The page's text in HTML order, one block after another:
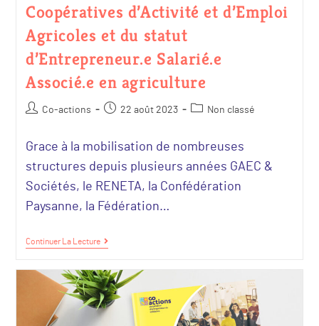
Coopératives d’Activité et d’Emploi
Agricoles et du statut
d’Entrepreneur.e Salarié.e
Associé.e en agriculture
Co-actions 22 août 2023 Non classé
Grace à la mobilisation de nombreuses
structures depuis plusieurs années GAEC &
Sociétés, le RENETA, la Confédération
Paysanne, la Fédération…
Continuer La Lecture